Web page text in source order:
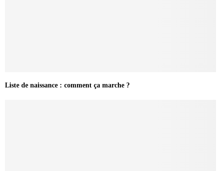
Liste de naissance : comment ça marche ?